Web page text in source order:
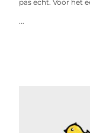
pas echt. Voor het
...